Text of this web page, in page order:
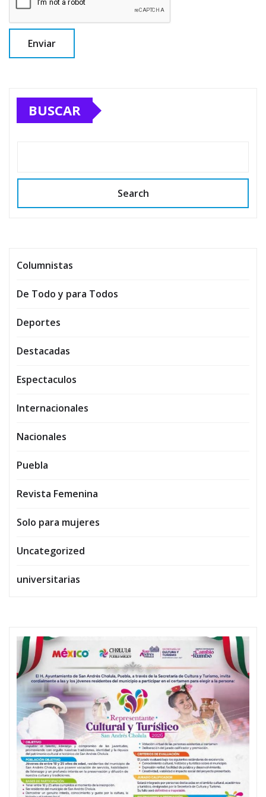
BUSCAR
Search
Columnistas
De Todo y para Todos
Deportes
Destacadas
Espectaculos
Internacionales
Nacionales
Puebla
Revista Femenina
Solo para mujeres
Uncategorized
universitarias